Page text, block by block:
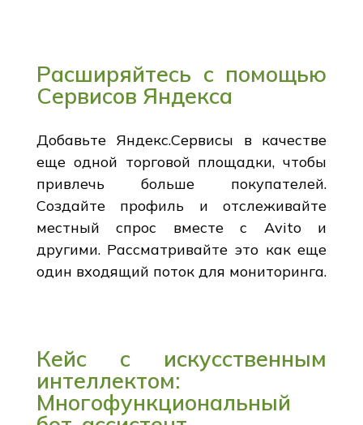
Расширяйтесь с помощью
Сервисов Яндекса
Добавьте Яндекс.Сервисы в качестве
еще одной торговой площадки, чтобы
привлечь больше покупателей.
Создайте профиль и отслеживайте
местный спрос вместе с Avito и
другими. Рассматривайте это как еще
один входящий поток для мониторинга.
Кейс с искусственным
интеллектом:
Многофункциональный